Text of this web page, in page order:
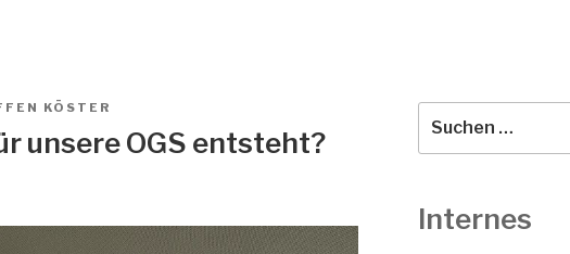
KÖSTER
unsere OGS entsteht?
nach:
Internes